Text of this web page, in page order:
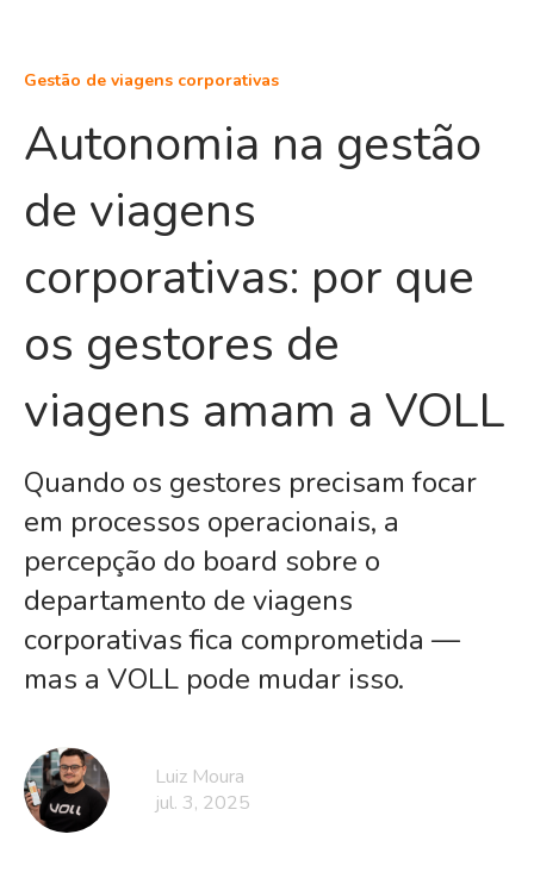
Gestão de viagens corporativas
Autonomia na gestão
de viagens
corporativas: por que
os gestores de
viagens amam a VOLL
Quando os gestores precisam focar
em processos operacionais, a
percepção do board sobre o
departamento de viagens
corporativas fica comprometida —
mas a VOLL pode mudar isso.
Luiz Moura
jul. 3, 2025